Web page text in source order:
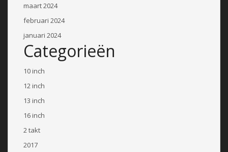
maart 2024
februari 2024
januari 2024
Categorieën
10 inch
12 inch
13 inch
16 inch
2 takt
2017